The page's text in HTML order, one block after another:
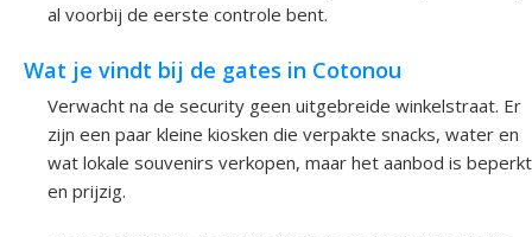
al voorbij de eerste controle bent.
Wat je vindt bij de gates in Cotonou
Verwacht na de security geen uitgebreide winkelstraat. Er
zijn een paar kleine kiosken die verpakte snacks, water en
wat lokale souvenirs verkopen, maar het aanbod is beperkt
en prijzig.